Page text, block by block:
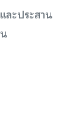
ละประสาน